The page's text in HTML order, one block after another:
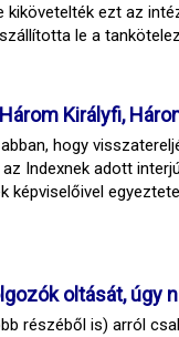
ezt az
le a
Királyfi,
hogy
Indexnek adott
képviselőivel
oltását, úgy
részéből is) arról